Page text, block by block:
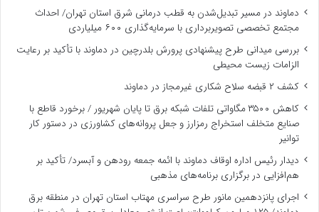
دماوند در مسیر تبدیل‌شدن به قطب درمانی شرق استان تهران/ احداث
مجتمع تخصصی تصویربرداری با سرمایه‌گذاری ۶۰۰ میلیاردی
بررسی میدانی طرح پیشنهادی پرورش بلدرچین در دماوند با تأکید بر رعایت
الزامات زیست ‌محیطی
کشف ۲ قبضه سلاح شکاری غیرمجاز در دماوند
کاهش ۳۵۰۰ مگاواتی تلفات شبکه برق تا پایان شهریور / برخورد قاطع با
صنایع متخلف استخراج رمزارز و جعل پروانه‌های کشاورزی در دستور کار
توانیر
دیدار رئیس اداره اوقاف دماوند با ائمه جمعه رودهن و آبسرد/ تأکید بر
هم‌افزایی در برگزاری برنامه‌های مذهبی
اجرای پانزدهمین مانور طرح سراسری مهتاب استان تهران در منطقه برق